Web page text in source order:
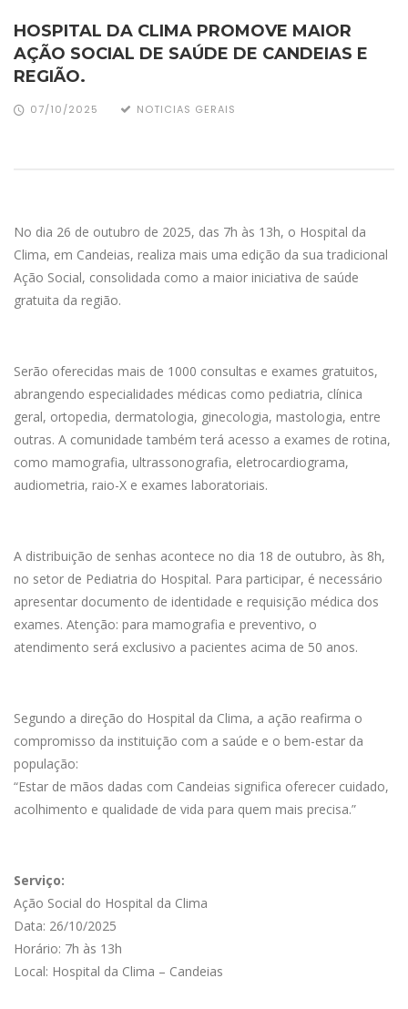
HOSPITAL DA CLIMA PROMOVE MAIOR
AÇÃO SOCIAL DE SAÚDE DE CANDEIAS E
REGIÃO.
07/10/2025 NOTICIAS GERAIS
No dia 26 de outubro de 2025, das 7h às 13h, o Hospital da
Clima, em Candeias, realiza mais uma edição da sua tradicional
Ação Social, consolidada como a maior iniciativa de saúde
gratuita da região.
Serão oferecidas mais de 1000 consultas e exames gratuitos,
abrangendo especialidades médicas como pediatria, clínica
geral, ortopedia, dermatologia, ginecologia, mastologia, entre
outras. A comunidade também terá acesso a exames de rotina,
como mamografia, ultrassonografia, eletrocardiograma,
audiometria, raio-X e exames laboratoriais.
A distribuição de senhas acontece no dia 18 de outubro, às 8h,
no setor de Pediatria do Hospital. Para participar, é necessário
apresentar documento de identidade e requisição médica dos
exames. Atenção: para mamografia e preventivo, o
atendimento será exclusivo a pacientes acima de 50 anos.
Segundo a direção do Hospital da Clima, a ação reafirma o
compromisso da instituição com a saúde e o bem-estar da
população:
“Estar de mãos dadas com Candeias significa oferecer cuidado,
acolhimento e qualidade de vida para quem mais precisa.”
Serviço:
Ação Social do Hospital da Clima
Data: 26/10/2025
Horário: 7h às 13h
Local: Hospital da Clima – Candeias